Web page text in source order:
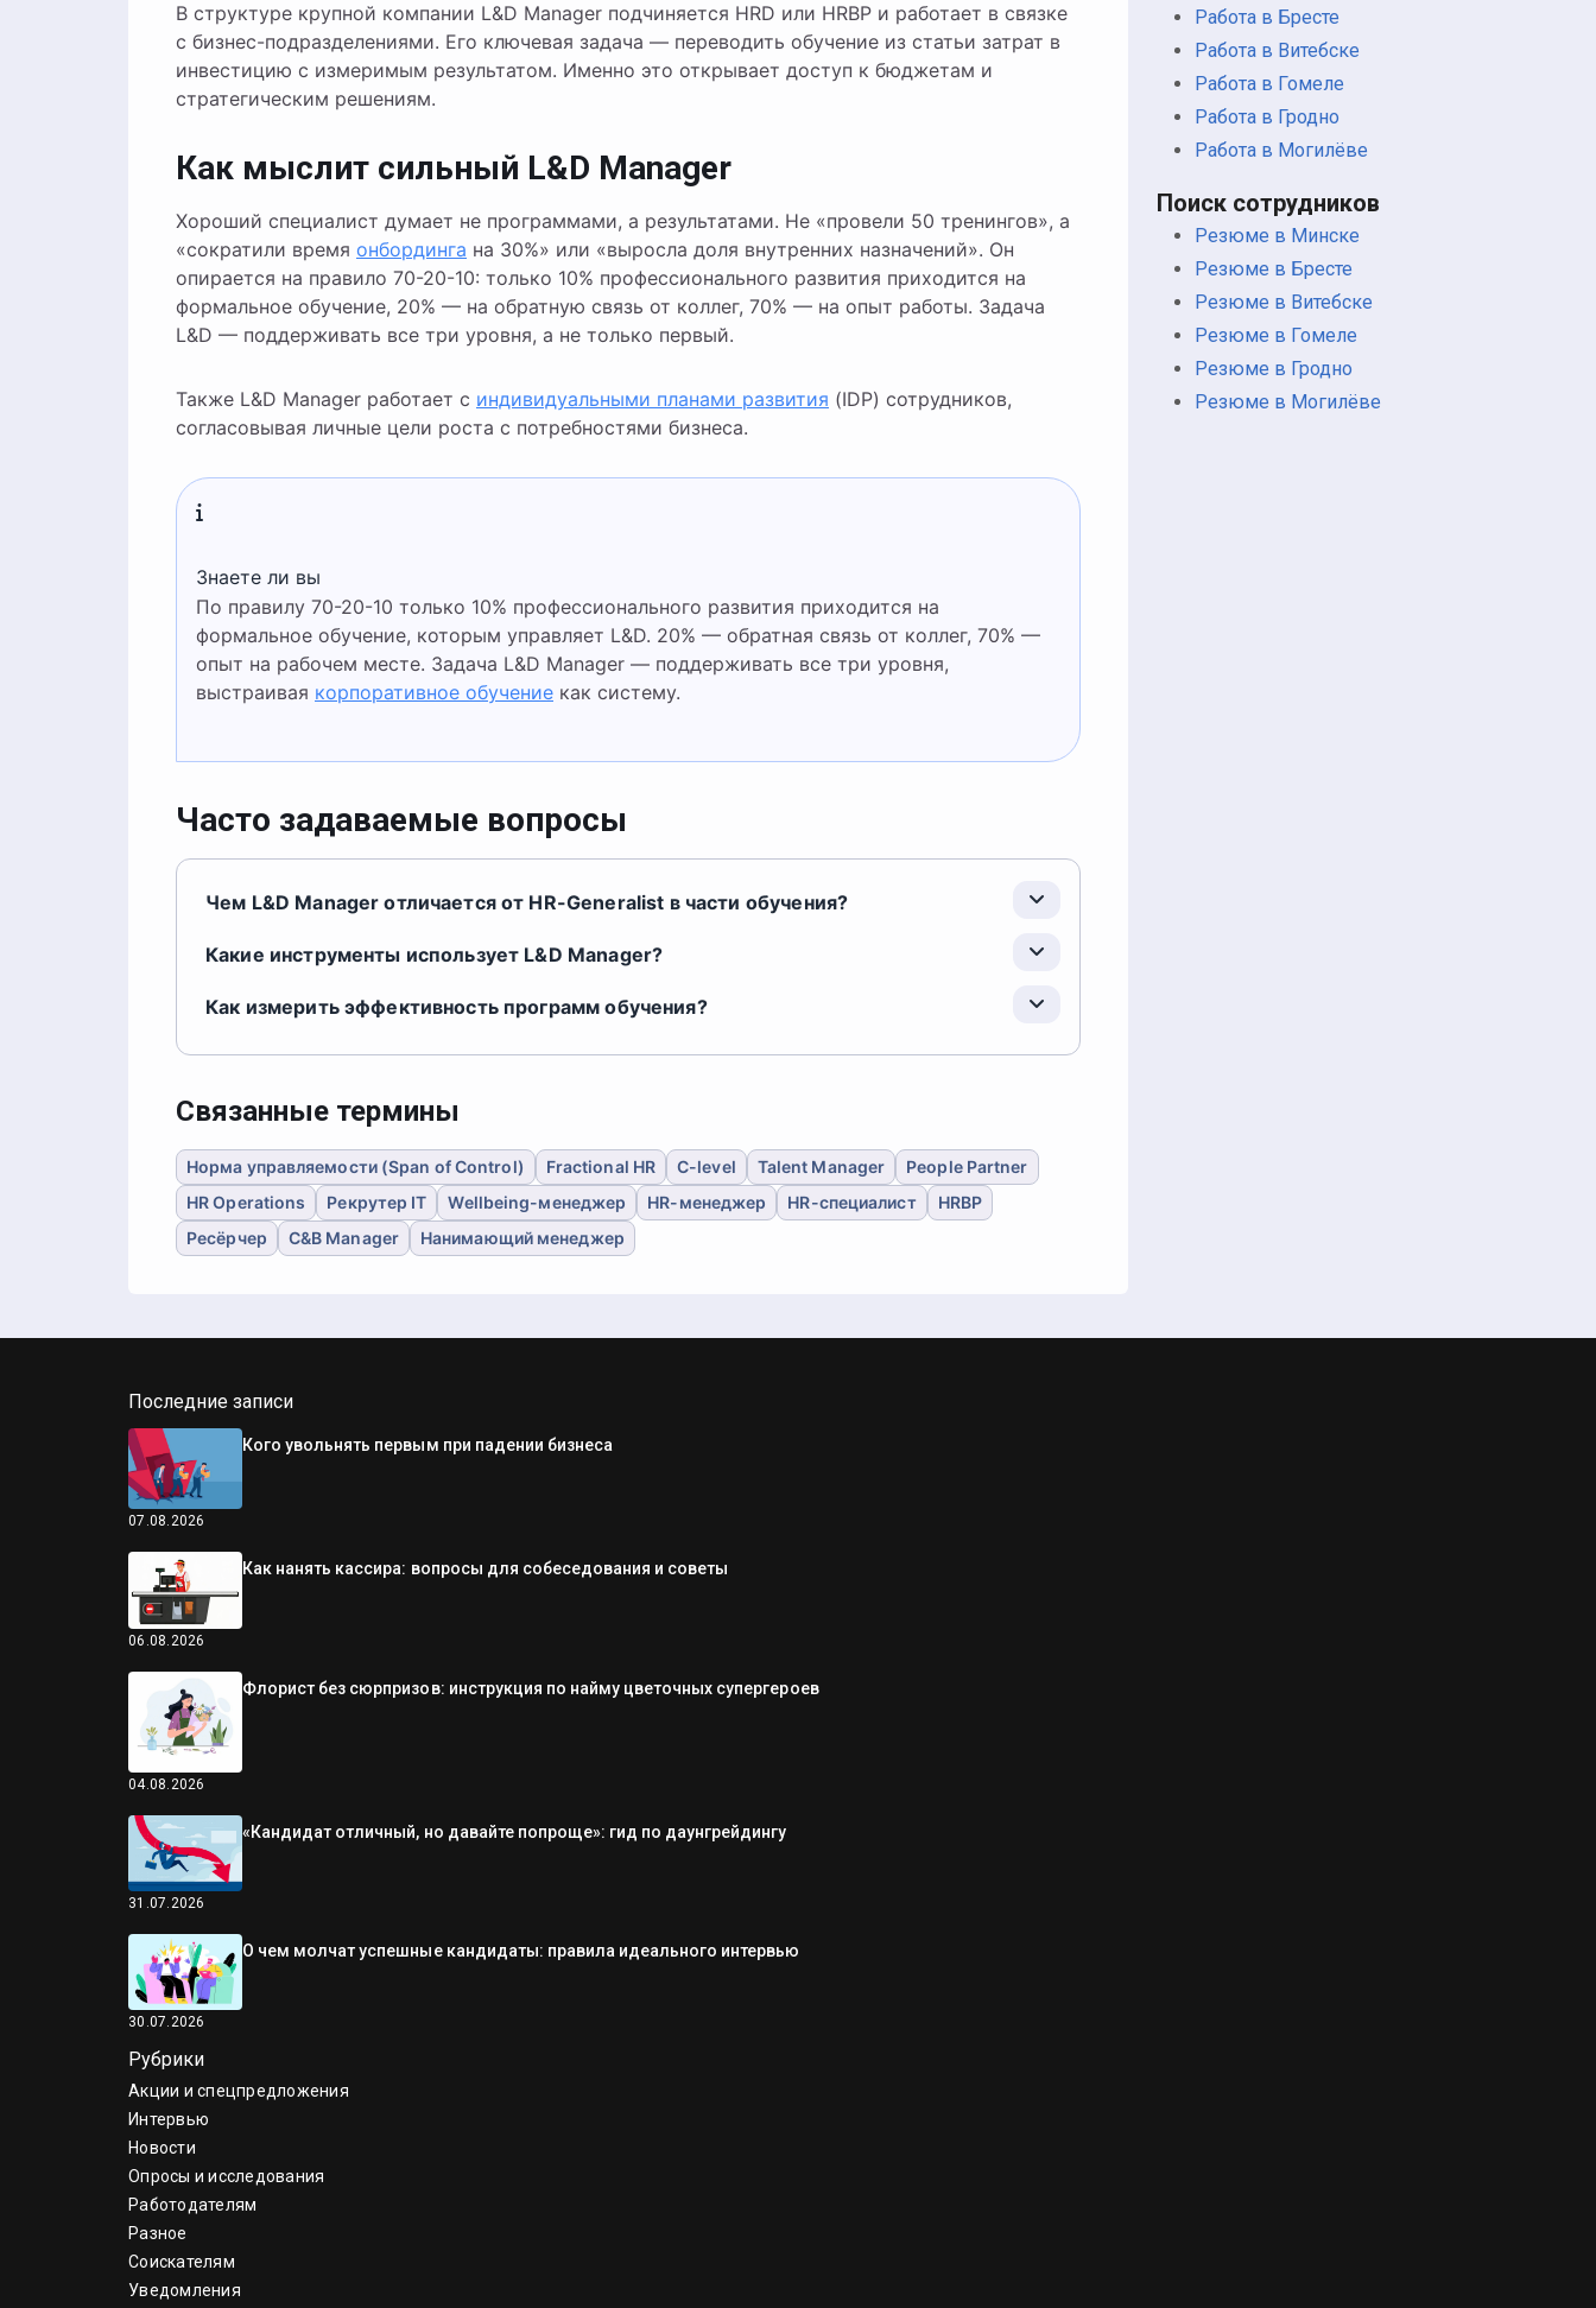
В структуре крупной компании L&D Manager подчиняется HRD или HRBP и работает в связке
с бизнес-подразделениями. Его ключевая задача — переводить обучение из статьи затрат в
инвестицию с измеримым результатом. Именно это открывает доступ к бюджетам и
стратегическим решениям.
Как мыслит сильный L&D Manager
Хороший специалист думает не программами, а результатами. Не «провели 50 тренингов», а
«сократили время онбординга на 30%» или «выросла доля внутренних назначений». Он
опирается на правило 70-20-10: только 10% профессионального развития приходится на
формальное обучение, 20% — на обратную связь от коллег, 70% — на опыт работы. Задача
L&D — поддерживать все три уровня, а не только первый.
Также L&D Manager работает с индивидуальными планами развития (IDP) сотрудников,
согласовывая личные цели роста с потребностями бизнеса.
Знаете ли вы
По правилу 70-20-10 только 10% профессионального развития приходится на
формальное обучение, которым управляет L&D. 20% — обратная связь от коллег, 70% —
опыт на рабочем месте. Задача L&D Manager — поддерживать все три уровня,
выстраивая корпоративное обучение как систему.
Часто задаваемые вопросы
Чем L&D Manager отличается от HR-Generalist в части обучения?
Какие инструменты использует L&D Manager?
Как измерить эффективность программ обучения?
Связанные термины
Норма управляемости (Span of Control) Fractional HR C-level Talent Manager
People Partner
HR Operations
Рекрутер IT Wellbeing-менеджер HR-менеджер HR-специалист
HRBP
Ресёрчер
C&B Manager Нанимающий менеджер
Работа в Бресте
Работа в Витебске
Работа в Гомеле
Работа в Гродно
Работа в Могилёве
Поиск сотрудников
Резюме в Минске
Резюме в Бресте
Резюме в Витебске
Резюме в Гомеле
Резюме в Гродно
Резюме в Могилёве
Последние записи
07.08.2026
Кого увольнять первым при падении бизнеса
06.08.2026
Как нанять кассира: вопросы для собеседования и советы
04.08.2026
Флорист без сюрпризов: инструкция по найму цветочных супергероев
31.07.2026
«Кандидат отличный, но давайте попроще»: гид по даунгрейдингу
30.07.2026
О чем молчат успешные кандидаты: правила идеального интервью
Рубрики
Акции и спецпредложения
Интервью
Новости
Опросы и исследования
Работодателям
Разное
Соискателям
Уведомления